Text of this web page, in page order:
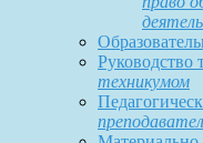
Руководство
техникумом